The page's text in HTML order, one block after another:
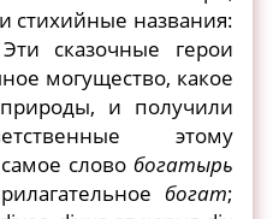
стихийные названия:
сказочные герои
могущество, какое
и получили
этому
слово богатырь
богат;